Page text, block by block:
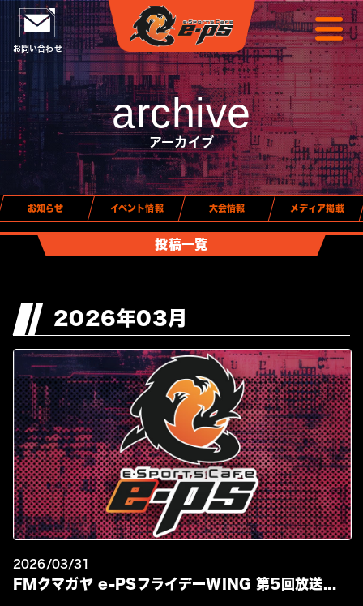
お問い合わせ
archive
アーカイブ
お知らせ イベント情報 大会情報 メディア掲載
投稿一覧
2026年03月
2026/03/31
FMクマガヤ e-PSフライデーWING 第5回放送...